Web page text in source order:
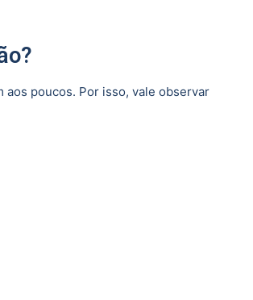
aos poucos. Por isso, vale observar